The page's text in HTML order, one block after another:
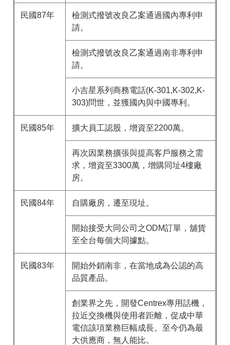
民國87年
檢測式撥號改良乙案通過國內專利申
請。
檢測式撥號改良乙案通過南非專利申
請。
小吉星系列商務電話(K-301,K-302,K-
303)問世，並獲國內與中國專利。
民國85年 擴大員工認股，增資至2200萬。
再次因業務擴張與提高客戶服務之需
求，增資至3300萬，增購同址4樓廠
房。
民國84年 自購廠房，遷至現址。
開始接受大同公司之ODM訂單，舖貨
至全台每個大同據點。
民國83年
開始外銷南非，在當地成為公認的高
品質產品。
創業界之先，開發Centrex專用話機，
拉近交換機與使用者距離，促成中華
電信該項業務巨幅成長。至今仍為最
大供應商，無人能比。